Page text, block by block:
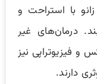
با استراحت و
درمان‌های غیر
و فیزیوتراپی نیز
دارند.